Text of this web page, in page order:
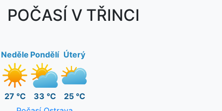
POČASÍ V TŘINCI
Neděle
27 °C
Pondělí
33 °C
Úterý
25 °C